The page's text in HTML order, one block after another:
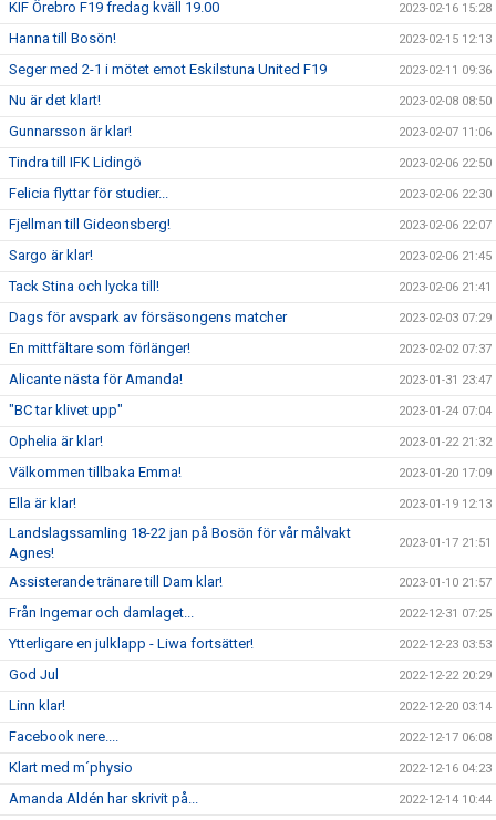
KIF Örebro F19 fredag kväll 19.00 2023-02-16 15:28
Hanna till Bosön! 2023-02-15 12:13
Seger med 2-1 i mötet emot Eskilstuna United F19 2023-02-11 09:36
Nu är det klart! 2023-02-08 08:50
Gunnarsson är klar! 2023-02-07 11:06
Tindra till IFK Lidingö 2023-02-06 22:50
Felicia flyttar för studier... 2023-02-06 22:30
Fjellman till Gideonsberg! 2023-02-06 22:07
Sargo är klar! 2023-02-06 21:45
Tack Stina och lycka till! 2023-02-06 21:41
Dags för avspark av försäsongens matcher 2023-02-03 07:29
En mittfältare som förlänger! 2023-02-02 07:37
Alicante nästa för Amanda! 2023-01-31 23:47
"BC tar klivet upp" 2023-01-24 07:04
Ophelia är klar! 2023-01-22 21:32
Välkommen tillbaka Emma! 2023-01-20 17:09
Ella är klar! 2023-01-19 12:13
Landslagssamling 18-22 jan på Bosön för vår målvakt
Agnes!
2023-01-17 21:51
Assisterande tränare till Dam klar! 2023-01-10 21:57
Från Ingemar och damlaget... 2022-12-31 07:25
Ytterligare en julklapp - Liwa fortsätter! 2022-12-23 03:53
God Jul 2022-12-22 20:29
Linn klar! 2022-12-20 03:14
Facebook nere.... 2022-12-17 06:08
Klart med m´physio 2022-12-16 04:23
Amanda Aldén har skrivit på... 2022-12-14 10:44